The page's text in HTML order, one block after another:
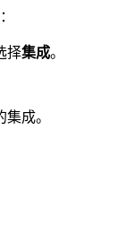
择集成。
成。